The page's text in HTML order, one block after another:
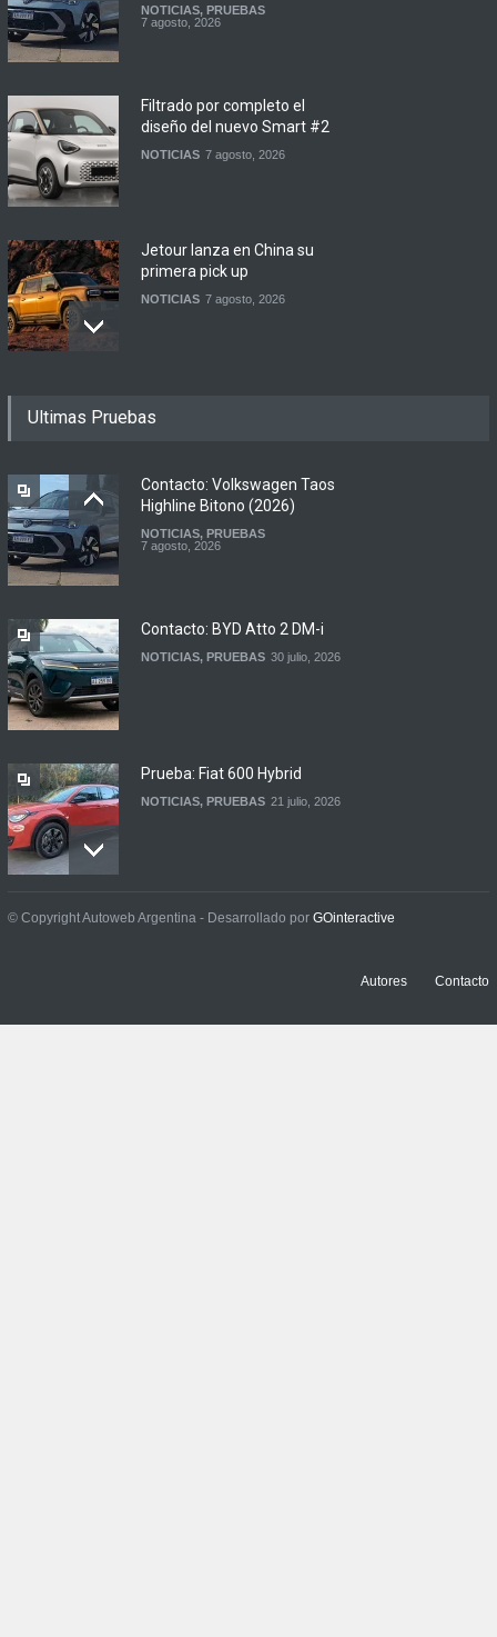
NOTICIAS, PRUEBAS
7 agosto, 2026
Filtrado por completo el
diseño del nuevo Smart #2
NOTICIAS 7 agosto, 2026
Jetour lanza en China su
primera pick up
NOTICIAS 7 agosto, 2026
renovadas S2 y Skua 150 en
7 agosto, 2026
Argentina y Ecuador
Ultimas Pruebas
Contacto: Volkswagen Taos
Highline Bitono (2026)
NOTICIAS, PRUEBAS
7 agosto, 2026
Contacto: BYD Atto 2 DM-i
NOTICIAS, PRUEBAS 30 julio, 2026
Prueba: Fiat 600 Hybrid
NOTICIAS, PRUEBAS 21 julio, 2026
Prueba: BYD Song Pro GS
© Copyright Autoweb Argentina - Desarrollado por GOinteractive
Autores Contacto